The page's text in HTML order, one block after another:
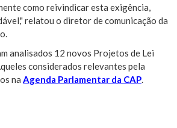
como reivindicar esta exigência,
relatou o diretor de comunicação da
analisados 12 novos Projetos de Lei
considerados relevantes pela
na Agenda Parlamentar da CAP.